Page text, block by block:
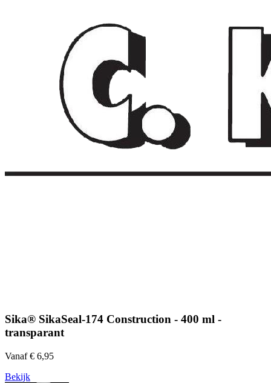
Sika® SikaSeal-174 Construction - 400 ml -
transparant
Vanaf € 6,95
Bekijk